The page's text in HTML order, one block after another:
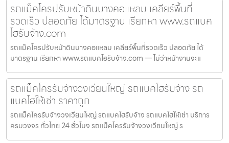
รถแม็คโครปรับหน้าดินบางคอแหลม เคลียร์พื้นที่
รวดเร็ว ปลอดภัย ได้มาตรฐาน เรียกหา www.รถแบค
โฮรับจ้าง.com
รถแม็คโครปรับหน้าดินบางคอแหลม เคลียร์พื้นที่รวดเร็ว ปลอดภัย ได้
มาตรฐาน เรียกหา www.รถแบคโฮรับจ้าง.com — ไม่ว่าหน้างานจะแ
รถแม็คโครรับจ้างวงเวียนใหญ่ รถแบคโฮรับจ้าง รถ
แบคโฮให้เช่า ราคาถูก
รถแม็คโครรับจ้างวงเวียนใหญ่ รถแบคโฮรับจ้าง รถแบคโฮให้เช่า บริการ
ครบวงจร ทั่วไทย 24 ชั่วโมง รถแม็คโครรับจ้างวงเวียนใหญ่ ร